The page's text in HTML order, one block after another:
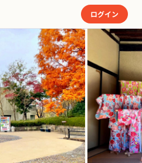
ログイン